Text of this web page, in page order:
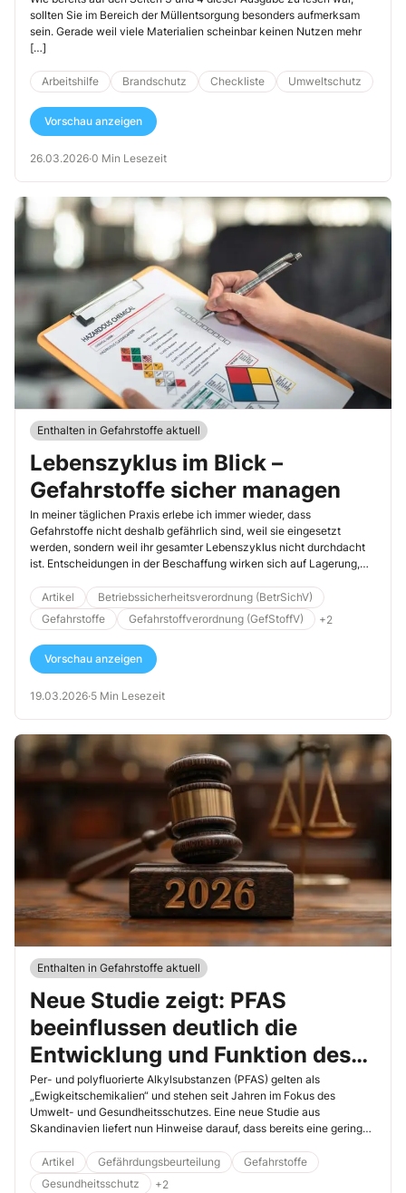
sollten Sie im Bereich der Müllentsorgung besonders aufmerksam
sein. Gerade weil viele Materialien scheinbar keinen Nutzen mehr
[…]
Arbeitshilfe Brandschutz Checkliste Umweltschutz
Vorschau anzeigen
26.03.2026·0 Min Lesezeit
Enthalten in Gefahrstoffe aktuell
Lebenszyklus im Blick –
Gefahrstoffe sicher managen
In meiner täglichen Praxis erlebe ich immer wieder, dass
Gefahrstoffe nicht deshalb gefährlich sind, weil sie eingesetzt
werden, sondern weil ihr gesamter Lebenszyklus nicht durchdacht
ist. Entscheidungen in der Beschaffung wirken sich auf Lagerung,
aber dann mit gravierenden Folgen. Mit dem folgenden Arbeitsblatt
möchte ich Sie unterstützen, Gefahrstoffe systematisch,
nachvollziehbar und rechtssicher zu managen. Schritt für Schritt,
entlang des gesamten Lebenszyklus und mit einem klaren Fokus auf
Verantwortung und Wirksamkeit.
Artikel
Betriebssicherheitsverordnung (BetrSichV)
Gefahrstoffe
Gefahrstoffverordnung (GefStoffV) +2
Vorschau anzeigen
19.03.2026·5 Min Lesezeit
Enthalten in Gefahrstoffe aktuell
Neue Studie zeigt: PFAS
beeinflussen deutlich die
Entwicklung und Funktion des
Gehirns
Per- und polyfluorierte Alkylsubstanzen (PFAS) gelten als
„Ewigkeitschemikalien“ und stehen seit Jahren im Fokus des
Umwelt- und Gesundheitsschutzes. Eine neue Studie aus
Skandinavien liefert nun Hinweise darauf, dass bereits eine geringe
Gehirns beeinflussen kann. Für den betrieblichen Arbeitsschutz
ergeben sich daraus neue Bewertungsmaßstäbe.
Artikel Gefährdungsbeurteilung
Gefahrstoffe
Gesundheitsschutz
+2